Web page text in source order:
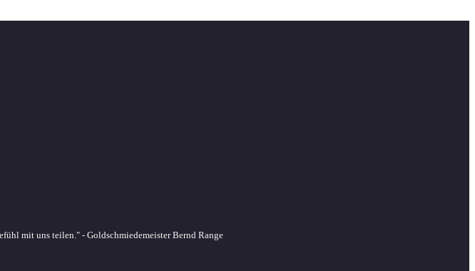
mit uns teilen." - Goldschmiedemeister Bernd Range